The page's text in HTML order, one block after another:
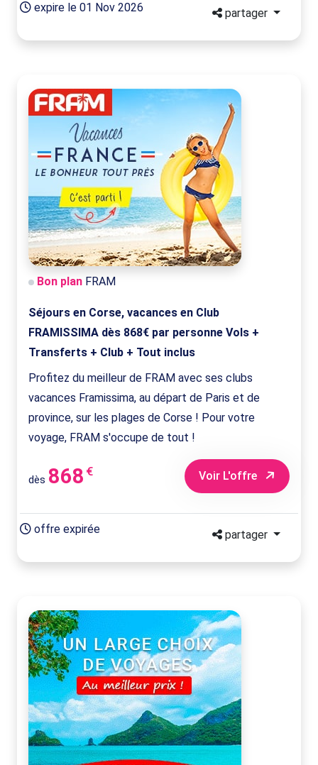
expire le 01 Nov 2026 partager
Bon plan FRAM
Séjours en Corse, vacances en Club
FRAMISSIMA dès 868€ par personne Vols +
Transferts + Club + Tout inclus
Profitez du meilleur de FRAM avec ses clubs
vacances Framissima, au départ de Paris et de
province, sur les plages de Corse ! Pour votre
voyage, FRAM s'occupe de tout !
dès 868 € Voir L'offre
offre expirée partager